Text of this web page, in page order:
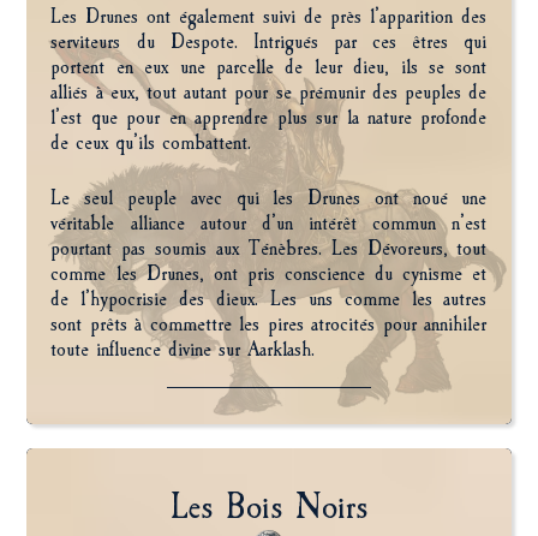
Les Drunes ont également suivi de près l’apparition des
serviteurs du Despote. Intrigués par ces êtres qui
portent en eux une parcelle de leur dieu, ils se sont
alliés à eux, tout autant pour se prémunir des peuples de
l’est que pour en apprendre plus sur la nature profonde
de ceux qu’ils combattent.
Le seul peuple avec qui les Drunes ont noué une
véritable alliance autour d’un intérêt commun n’est
pourtant pas soumis aux Ténèbres. Les Dévoreurs, tout
comme les Drunes, ont pris conscience du cynisme et
de l’hypocrisie des dieux. Les uns comme les autres
sont prêts à commettre les pires atrocités pour annihiler
toute influence divine sur Aarklash.
Les Bois Noirs